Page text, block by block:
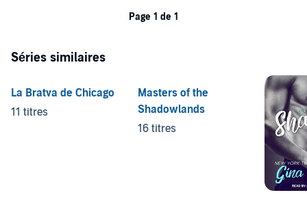
Page 1 de 1
Séries similaires
La Bratva de Chicago
11 titres
Masters of the
Shadowlands
16 titres